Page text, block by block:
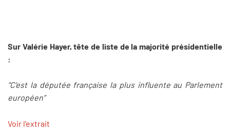
Sur Valérie Hayer, tête de liste de la majorité présidentielle
:
“C'est la députée française la plus influente au Parlement
européen”
Voir l'extrait